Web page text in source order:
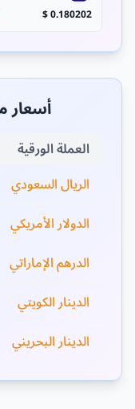
0.180202 $
أسعار
العملة الورقية
الريال السعودي
الدولار الأمريكي
الدرهم الإماراتي
الدينار الكويتي
الدينار البحريني